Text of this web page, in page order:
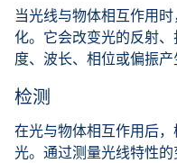
当光线与物体相互作用
化。它会改变光的反射
度、波长、相位或偏振产
检测
在光与物体相互作用后
光。通过测量光线特性